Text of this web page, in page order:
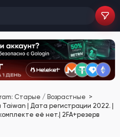
Старые / Возрастные
| Дата регистрации 2022. |
её нет.| 2FA+резерв